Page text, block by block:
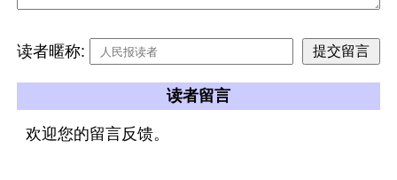
读者暱称:
读者留言
欢迎您的留言反馈。